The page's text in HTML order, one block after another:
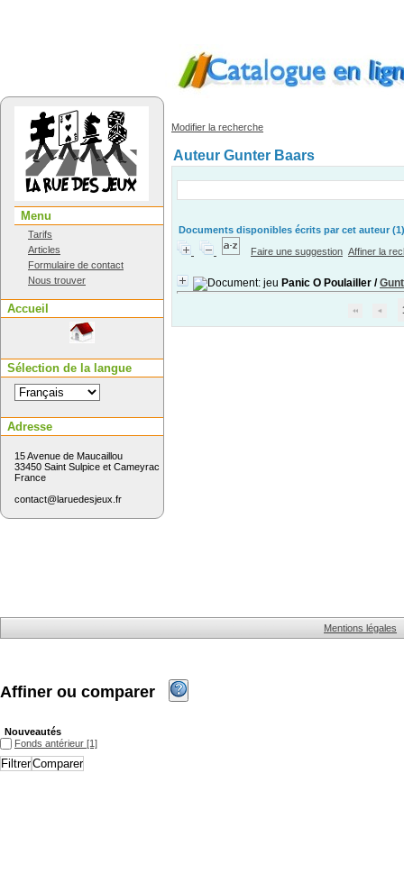
Modifier la recherche
Auteur Gunter Baars
Documents disponibles écrits par cet auteur (1)
Faire une suggestion Affiner la
Panic O Poulailler /
Mentions légales
Menu
Tarifs
Articles
Formulaire de contact
Nous trouver
Accueil
Sélection de la langue
Adresse
15 Avenue de Maucaillou
33450 Saint Sulpice et Cameyrac
France
contact@laruedesjeux.fr
Affiner ou comparer
Nouveautés
Fonds antérieur
Fonds antérieur [1]